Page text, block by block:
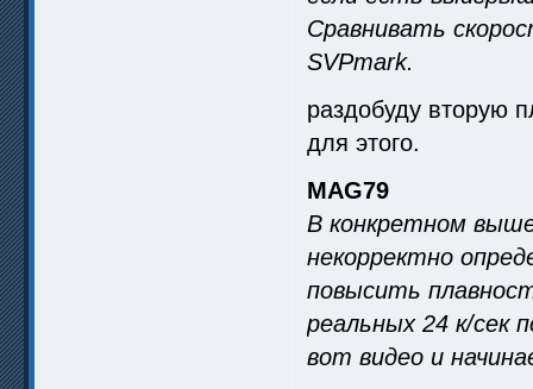
Сравнивать
SVPmark.
раздобуду вторую
для этого.
MAG79
В конкретном
некорректно
повысить
реальных 24 к/сек
вот видео и